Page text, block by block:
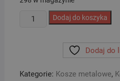
ilość
Dodaj do koszyka
Dodaj do
Kategorie: Kosze metalowe,